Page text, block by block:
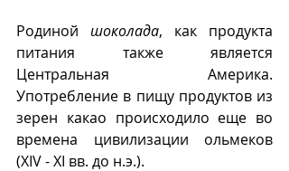
Родиной шоколада, как продукта
питания также является
Центральная Америка.
Употребление в пищу продуктов из
зерен какао происходило еще во
времена цивилизации ольмеков
(XIV - XI вв. до н.э.).